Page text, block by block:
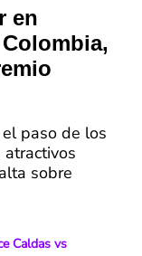
en
paso de los
atractivos
sobre
Caldas vs